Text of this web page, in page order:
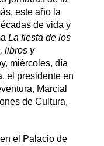
este año la
de vida y
La fiesta de los
libros y
miércoles, día
el presidente en
Marcial
de Cultura,
el Palacio de